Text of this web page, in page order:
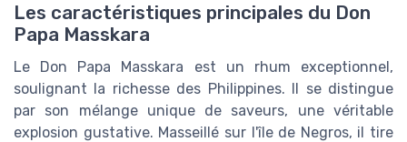
Les caractéristiques principales du Don
Papa Masskara
Le Don Papa Masskara est un rhum exceptionnel,
soulignant la richesse des Philippines. Il se distingue
par son mélange unique de saveurs, une véritable
explosion gustative. Masseillé sur l'île de Negros, il tire